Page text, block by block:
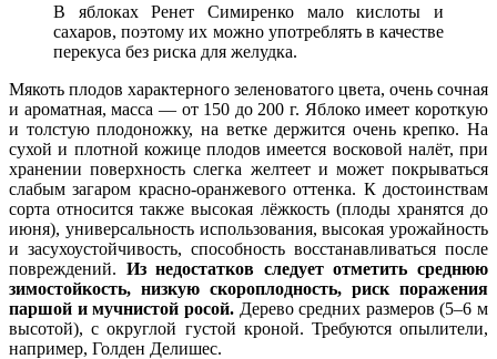
В яблоках Ренет Симиренко мало кислоты и
сахаров, поэтому их можно употреблять в качестве
перекуса без риска для желудка.
Мякоть плодов характерного зеленоватого цвета, очень сочная
и ароматная, масса — от 150 до 200 г. Яблоко имеет короткую
и толстую плодоножку, на ветке держится очень крепко. На
сухой и плотной кожице плодов имеется восковой налёт, при
хранении поверхность слегка желтеет и может покрываться
слабым загаром красно-оранжевого оттенка. К достоинствам
сорта относится также высокая лёжкость (плоды хранятся до
июня), универсальность использования, высокая урожайность
и засухоустойчивость, способность восстанавливаться после
повреждений. Из недостатков следует отметить среднюю
зимостойкость, низкую скороплодность, риск поражения
паршой и мучнистой росой.Дерево средних размеров (5–6 м
высотой), с округлой густой кроной. Требуются опылители,
например, Голден Делишес.